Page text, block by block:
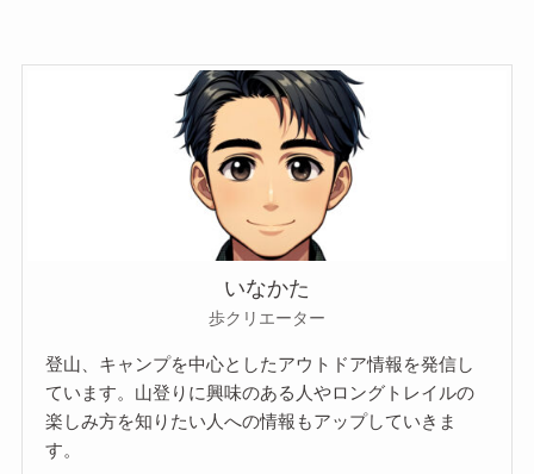
いなかた
歩クリエーター
登山、キャンプを中心としたアウトドア情報を発信し
ています。山登りに興味のある人やロングトレイルの
楽しみ方を知りたい人への情報もアップしていきま
す。